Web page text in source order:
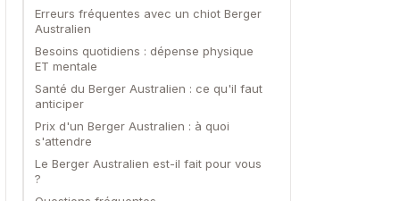
Erreurs fréquentes avec un chiot Berger
Australien
Besoins quotidiens : dépense physique
ET mentale
Santé du Berger Australien : ce qu'il faut
anticiper
Prix d'un Berger Australien : à quoi
s'attendre
Le Berger Australien est-il fait pour vous
?